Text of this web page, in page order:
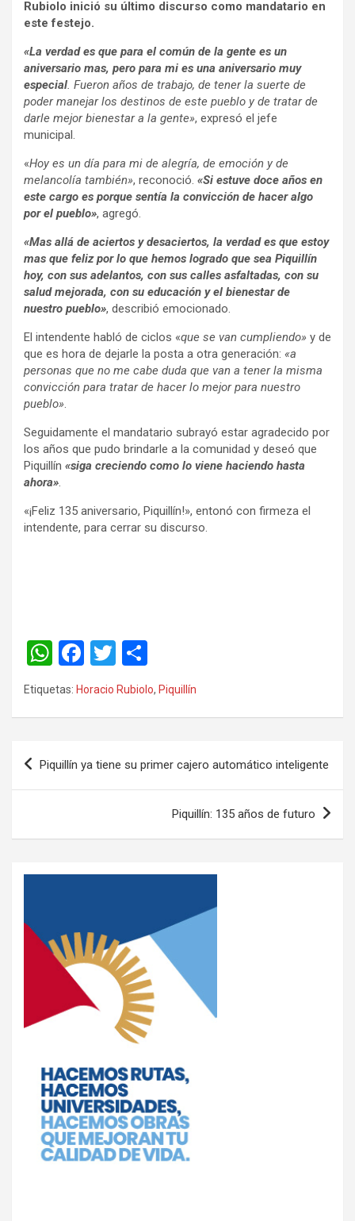
Rubiolo inició su último discurso como mandatario en
este festejo.
«La verdad es que para el común de la gente es un
aniversario mas, pero para mi es una aniversario muy
especial. Fueron años de trabajo, de tener la suerte de
poder manejar los destinos de este pueblo y de tratar de
darle mejor bienestar a la gente», expresó el jefe
municipal.
«Hoy es un día para mi de alegría, de emoción y de
melancolía también», reconoció. «Si estuve doce años en
este cargo es porque sentía la convicción de hacer algo
por el pueblo», agregó.
«Mas allá de aciertos y desaciertos, la verdad es que estoy
mas que feliz por lo que hemos logrado que sea Piquillín
hoy, con sus adelantos, con sus calles asfaltadas, con su
salud mejorada, con su educación y el bienestar de
nuestro pueblo», describió emocionado.
El intendente habló de ciclos «que se van cumpliendo» y de
que es hora de dejarle la posta a otra generación: «a
personas que no me cabe duda que van a tener la misma
convicción para tratar de hacer lo mejor para nuestro
pueblo».
Seguidamente el mandatario subrayó estar agradecido por
los años que pudo brindarle a la comunidad y deseó que
Piquillín «siga creciendo como lo viene haciendo hasta
ahora».
«¡Feliz 135 aniversario, Piquillín!», entonó con firmeza el
intendente, para cerrar su discurso.
W
h
at
A
p
F
ce
o
T
wi
tt
o
m
ar
Etiquetas: Horacio Rubiolo, Piquillín
Piquillín ya tiene su primer cajero automático inteligente
Piquillín: 135 años de futuro